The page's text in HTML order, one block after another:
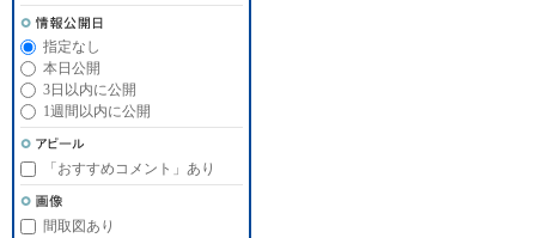
指定なし
本日公開
3日以内に公開
1週間以内に公開
「おすすめコメント」あり
間取図あり